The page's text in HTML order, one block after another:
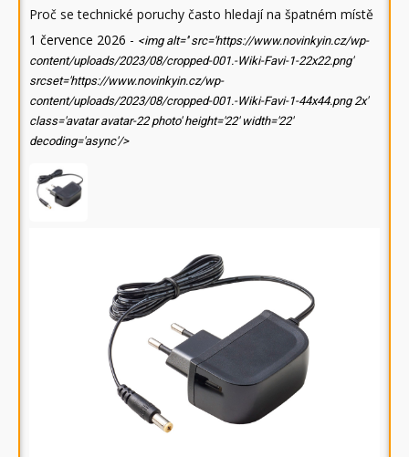
Proč se technické poruchy často hledají na špatném místě
1 července 2026 - <img alt='' src='https://www.novinkyin.cz/wp-
content/uploads/2023/08/cropped-001.-Wiki-Favi-1-22x22.png'
srcset='https://www.novinkyin.cz/wp-
content/uploads/2023/08/cropped-001.-Wiki-Favi-1-44x44.png 2x'
class='avatar avatar-22 photo' height='22' width='22'
decoding='async'/>